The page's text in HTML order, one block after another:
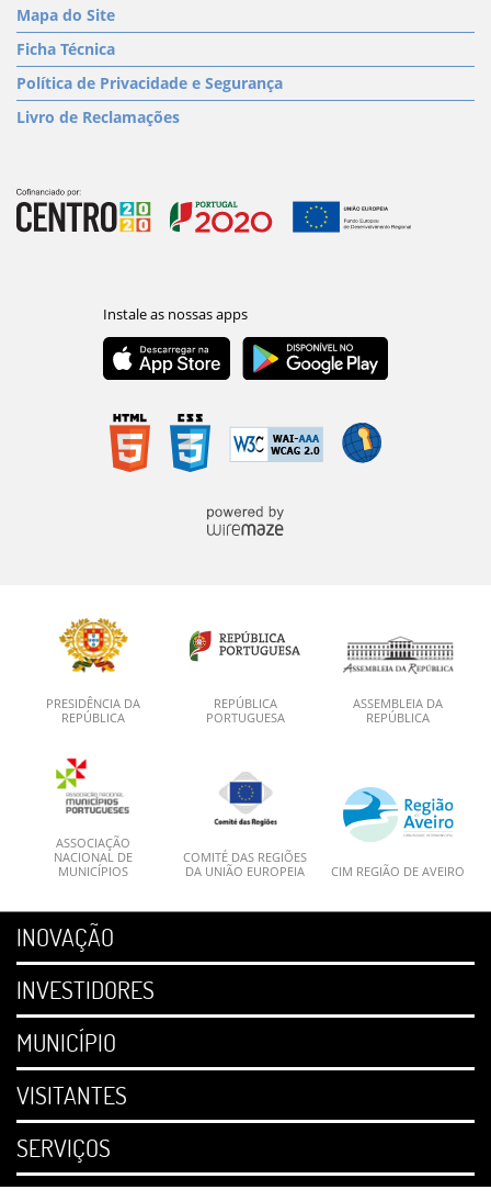
Mapa do Site
Ficha Técnica
Política de Privacidade e Segurança
Livro de Reclamações
PRESIDÊNCIA DA
REPÚBLICA
REPÚBLICA
PORTUGUESA
ASSEMBLEIA DA
REPÚBLICA
ASSOCIAÇÃO
NACIONAL DE
MUNICÍPIOS
COMITÉ DAS REGIÕES
DA UNIÃO EUROPEIA
CIM REGIÃO DE AVEIRO
INOVAÇÃO
INVESTIDORES
MUNICÍPIO
VISITANTES
SERVIÇOS